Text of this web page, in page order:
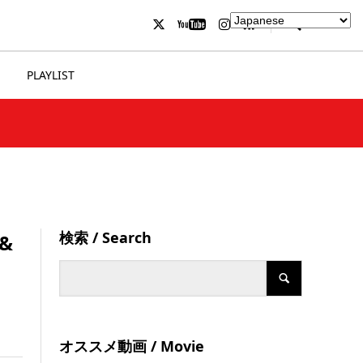
PLAYLIST
検索 / Search
オススメ動画 / Movie